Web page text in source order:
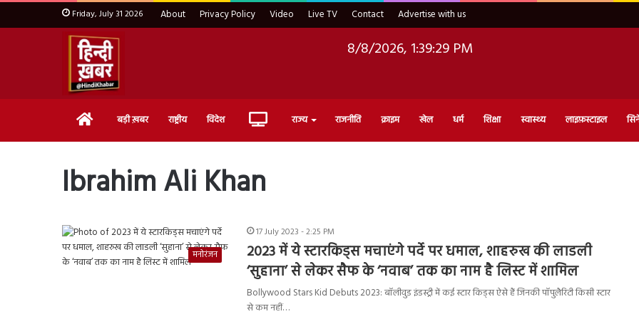
Friday, July 31 2026 About Privacy Policy Video Live TV Contact Advertise with us
8/8/2026, 1:39:30 PM
Home बड़ी ख़बर राष्ट्रीय विदेश Live राज्य राजनीति क्राइम खेल धर्म शिक्षा स्वास्थ्य लाइफ़स्टाइल
Ibrahim Ali Khan
मनोरंजन
17 July 2023 - 2:25 PM
2023 में ये स्टारकिड्स मचाएंगे पर्दे पर धमाल, शाहरुख की लाडली
‘सुहाना’ से लेकर सैफ के ‘नवाब’ तक का नाम है लिस्ट में शामिल
Bollywood Stars Kid Debuts 2023: बॉलीवुड इंडस्ट्री में कई स्टार किड्स ऐसे हैं जिनकी पॉपुलैरिटी किसी स्टार
से कम नहीं…